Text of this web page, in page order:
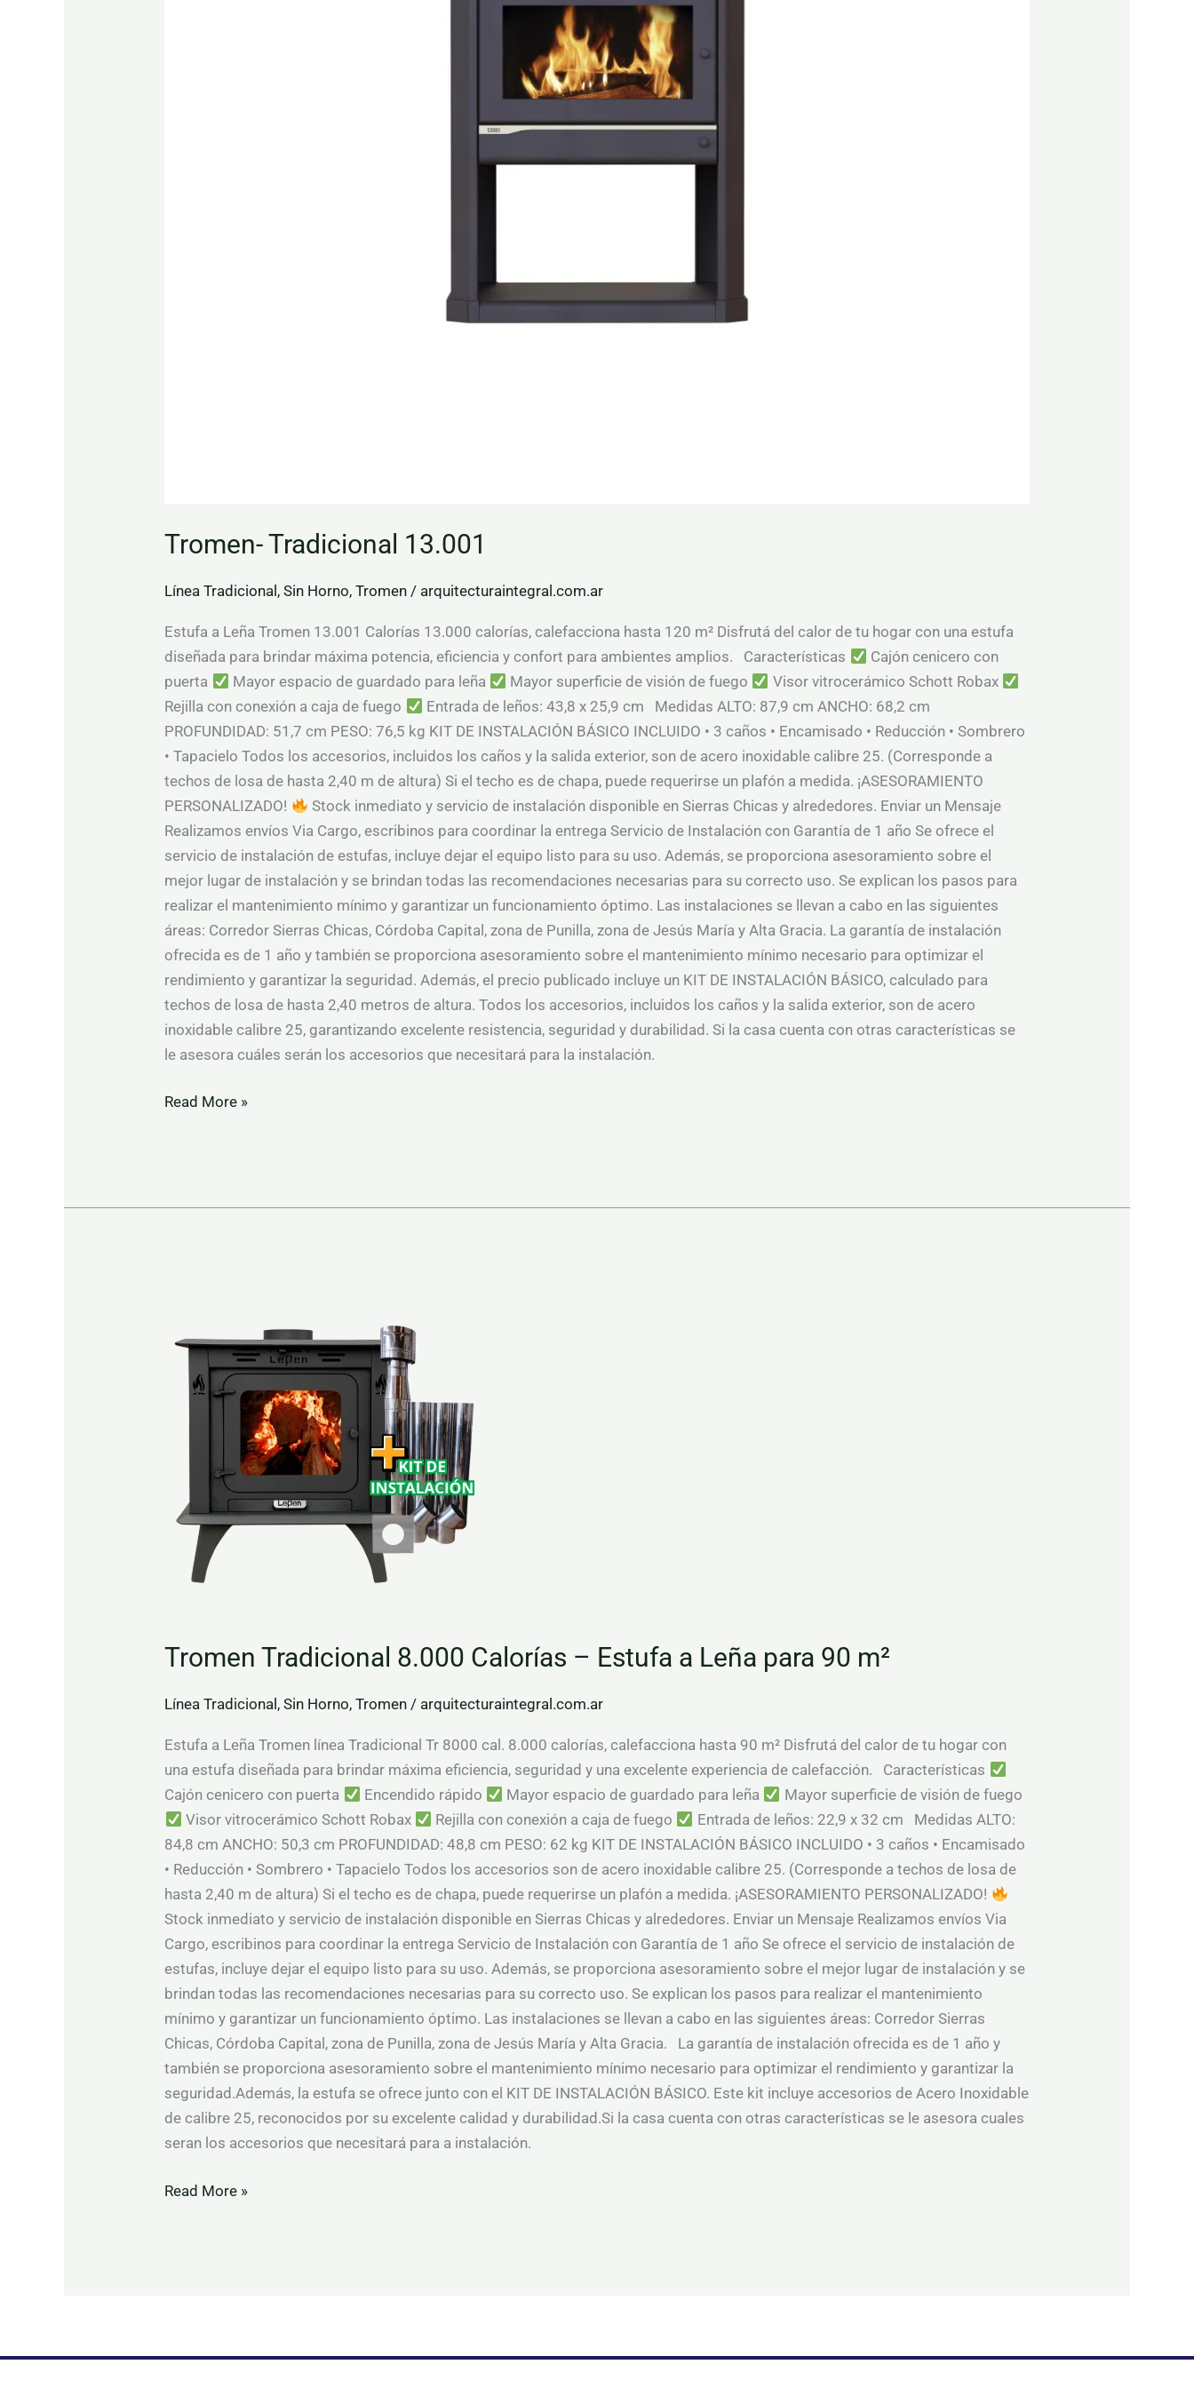
Tromen- Tradicional 13.001
Línea Tradicional,Sin Horno,Tromen / arquitecturaintegral.com.ar
Estufa a Leña Tromen 13.001 Calorías 13.000 calorías, calefacciona hasta 120 m² Disfrutá del calor de tu hogar con una estufa
diseñada para brindar máxima potencia, eficiencia y confort para ambientes amplios. Características
Cajón cenicero con
puerta
Mayor espacio de guardado para leña Mayor superficie de visión de fuego
Visor vitrocerámico Schott Robax
Rejilla con conexión a caja de fuego
Entrada de leños: 43,8 x 25,9 cm Medidas ALTO: 87,9 cm ANCHO: 68,2 cm
PROFUNDIDAD: 51,7 cm PESO: 76,5 kg KIT DE INSTALACIÓN BÁSICO INCLUIDO • 3 caños • Encamisado • Reducción • Sombrero
• Tapacielo Todos los accesorios, incluidos los caños y la salida exterior, son de acero inoxidable calibre 25. (Corresponde a
techos de losa de hasta 2,40 m de altura) Si el techo es de chapa, puede requerirse un plafón a medida. ¡ASESORAMIENTO
PERSONALIZADO!
Stock inmediato y servicio de instalación disponible en Sierras Chicas y alrededores. Enviar un Mensaje
Realizamos envíos Via Cargo, escribinos para coordinar la entrega Servicio de Instalación con Garantía de 1 año Se ofrece el
servicio de instalación de estufas, incluye dejar el equipo listo para su uso. Además, se proporciona asesoramiento sobre el
mejor lugar de instalación y se brindan todas las recomendaciones necesarias para su correcto uso. Se explican los pasos para
realizar el mantenimiento mínimo y garantizar un funcionamiento óptimo. Las instalaciones se llevan a cabo en las siguientes
áreas: Corredor Sierras Chicas, Córdoba Capital, zona de Punilla, zona de Jesús María y Alta Gracia. La garantía de instalación
ofrecida es de 1 año y también se proporciona asesoramiento sobre el mantenimiento mínimo necesario para optimizar el
rendimiento y garantizar la seguridad. Además, el precio publicado incluye un KIT DE INSTALACIÓN BÁSICO, calculado para
techos de losa de hasta 2,40 metros de altura. Todos los accesorios, incluidos los caños y la salida exterior, son de acero
inoxidable calibre 25, garantizando excelente resistencia, seguridad y durabilidad. Si la casa cuenta con otras características se
le asesora cuáles serán los accesorios que necesitará para la instalación.
Read More »
Tromen Tradicional 8.000 Calorías – Estufa a Leña para 90 m²
Línea Tradicional ,Sin Horno,Tromen / arquitecturaintegral.com.ar
Estufa a Leña Tromen línea Tradicional Tr 8000 cal. 8.000 calorías, calefacciona hasta 90 m² Disfrutá del calor de tu hogar con
una estufa diseñada para brindar máxima eficiencia, seguridad y una excelente experiencia de calefacción. Características
Cajón cenicero con puerta
Encendido rápido Mayor espacio de guardado para leña
Mayor superficie de visión de fuego
Visor vitrocerámico Schott Robax
Rejilla con conexión a caja de fuego
Entrada de leños: 22,9 x 32 cm Medidas ALTO:
84,8 cm ANCHO: 50,3 cm PROFUNDIDAD: 48,8 cm PESO: 62 kg KIT DE INSTALACIÓN BÁSICO INCLUIDO • 3 caños • Encamisado
• Reducción • Sombrero • Tapacielo Todos los accesorios son de acero inoxidable calibre 25. (Corresponde a techos de losa de
hasta 2,40 m de altura) Si el techo es de chapa, puede requerirse un plafón a medida. ¡ASESORAMIENTO PERSONALIZADO!
Stock inmediato y servicio de instalación disponible en Sierras Chicas y alrededores. Enviar un Mensaje Realizamos envíos Via
Cargo, escribinos para coordinar la entrega Servicio de Instalación con Garantía de 1 año Se ofrece el servicio de instalación de
estufas, incluye dejar el equipo listo para su uso. Además, se proporciona asesoramiento sobre el mejor lugar de instalación y se
brindan todas las recomendaciones necesarias para su correcto uso. Se explican los pasos para realizar el mantenimiento
mínimo y garantizar un funcionamiento óptimo. Las instalaciones se llevan a cabo en las siguientes áreas: Corredor Sierras
Chicas, Córdoba Capital, zona de Punilla, zona de Jesús María y Alta Gracia. La garantía de instalación ofrecida es de 1 año y
también se proporciona asesoramiento sobre el mantenimiento mínimo necesario para optimizar el rendimiento y garantizar la
seguridad.Además, la estufa se ofrece junto con el KIT DE INSTALACIÓN BÁSICO. Este kit incluye accesorios de Acero Inoxidable
de calibre 25, reconocidos por su excelente calidad y durabilidad.Si la casa cuenta con otras características se le asesora cuales
seran los accesorios que necesitará para a instalación.
8.000
Calorías
para
90
Read More »